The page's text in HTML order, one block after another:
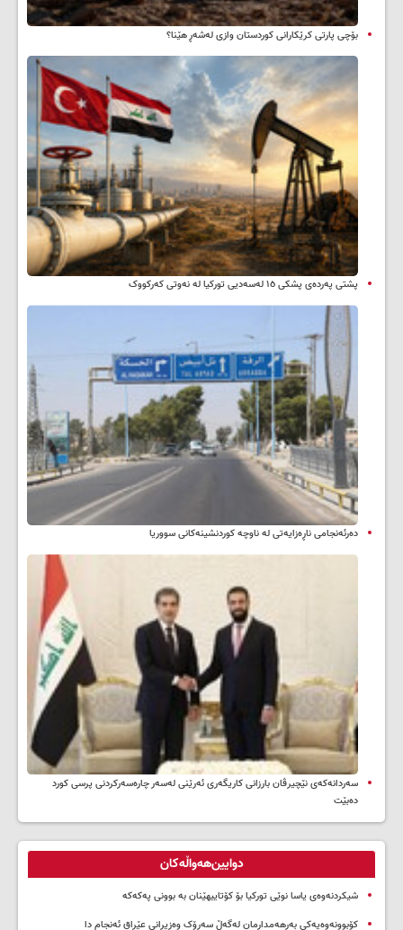
بۆچی پارتی کرێکارانی کوردستان وازی لەشەڕ هێنا؟
پشتی پەردەی پشکی ١٥ لەسەدیی تورکیا لە نەوتی کەرکووک
دەرئەنجامی ناڕەزایەتی لە ناوچە کوردنشینەکانی سووریا
سه‌ردانه‌کەی نێچیرڤان بارزانی كاریگه‌ری ئه‌رێنی له‌سه‌ر چاره‌سه‌ركردنی پرسی كورد
ده‌بێت
دوایین‌هەواڵەکان
شیکردنەوەی یاسا نوێی تورکیا بۆ کۆتاییهێنان بە بوونی پەکەکە
کۆبوونەوەیەکی بەرهەمدارمان لەگەڵ سەرۆک وەزیرانی عێراق ئەنجام دا